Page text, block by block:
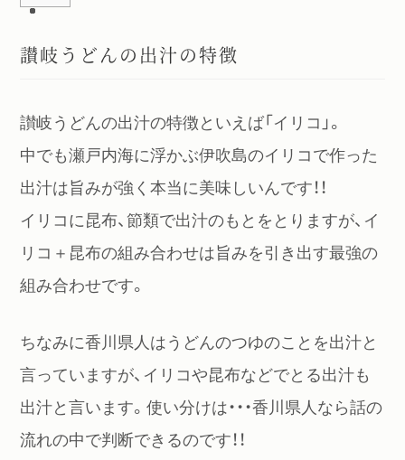
讃岐うどんの出汁の特徴
讃岐うどんの出汁の特徴といえば「イリコ」。
中でも瀬戸内海に浮かぶ伊吹島のイリコで作った
出汁は旨みが強く本当に美味しいんです！！
イリコに昆布、節類で出汁のもとをとりますが、イ
リコ＋昆布の組み合わせは旨みを引き出す最強の
組み合わせです。
ちなみに香川県人はうどんのつゆのことを出汁と
言っていますが、イリコや昆布などでとる出汁も
出汁と言います。使い分けは・・・香川県人なら話の
流れの中で判断できるのです！！